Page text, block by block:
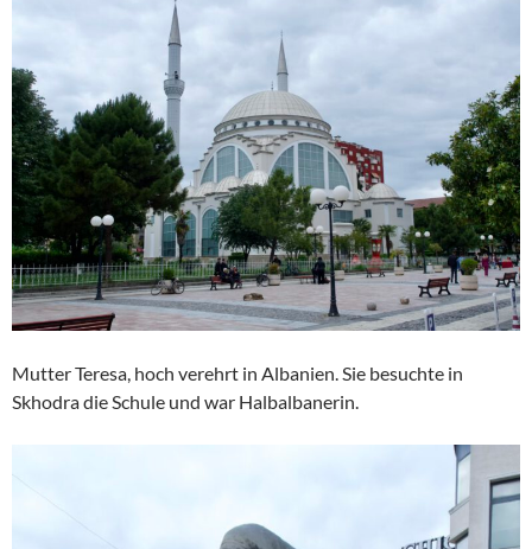
Mutter Teresa, hoch verehrt in Albanien. Sie besuchte in
Skhodra die Schule und war Halbalbanerin.